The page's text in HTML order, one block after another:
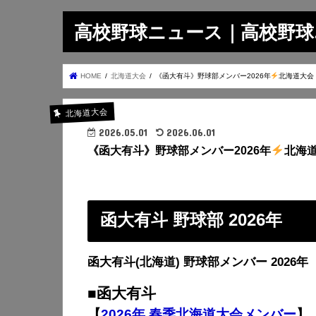
高校野球ニュース｜高校野
HOME 北海道大会 《函大有斗》野球部メンバー2026年 北海道大会
北海道大会
2026.05.01 2026.06.01
《函大有斗》野球部メンバー2026年 北海
函大有斗 野球部 2026年
函大有斗(北海道) 野球部メンバー 2026年
■函大有斗